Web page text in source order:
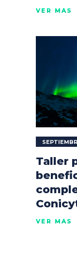
VER MÁS
Taller
VER MÁS